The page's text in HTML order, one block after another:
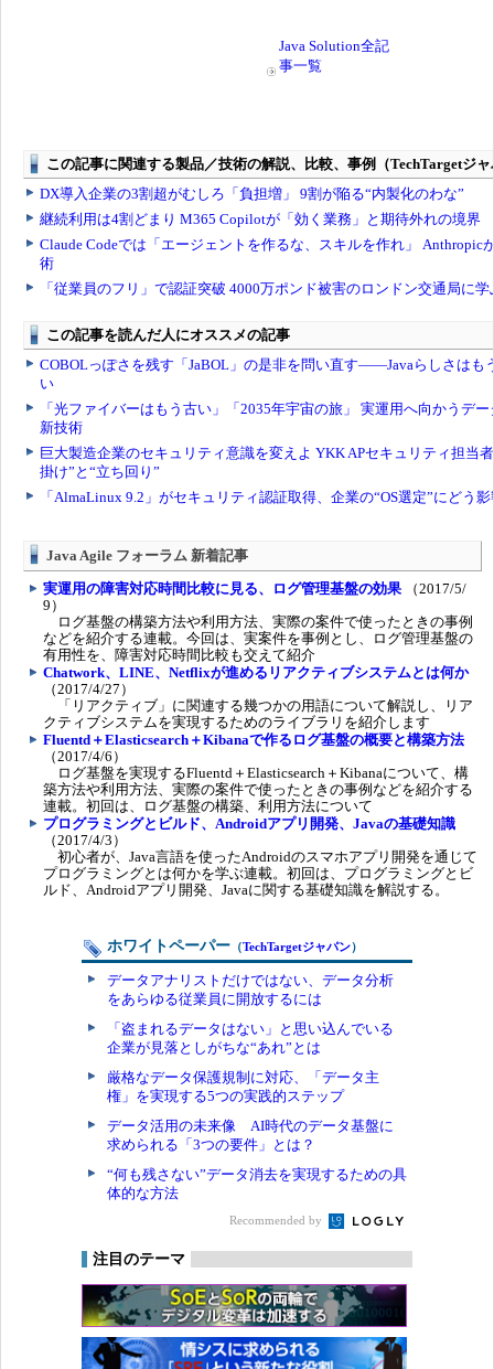
Java Solution全記
事一覧
Java Agile フォーラム 新着記事
実運用の障害対応時間比較に見る、ログ管理基盤の効果 （2017/5/
9）
ログ基盤の構築方法や利用方法、実際の案件で使ったときの事例
などを紹介する連載。今回は、実案件を事例とし、ログ管理基盤の
有用性を、障害対応時間比較も交えて紹介
Chatwork、LINE、Netflixが進めるリアクティブシステムとは何か
（2017/4/27）
「リアクティブ」に関連する幾つかの用語について解説し、リア
クティブシステムを実現するためのライブラリを紹介します
Fluentd＋Elasticsearch＋Kibanaで作るログ基盤の概要と構築方法
（2017/4/6）
ログ基盤を実現するFluentd＋Elasticsearch＋Kibanaについて、構
築方法や利用方法、実際の案件で使ったときの事例などを紹介する
連載。初回は、ログ基盤の構築、利用方法について
プログラミングとビルド、Androidアプリ開発、Javaの基礎知識
（2017/4/3）
初心者が、Java言語を使ったAndroidのスマホアプリ開発を通じて
プログラミングとは何かを学ぶ連載。初回は、プログラミングとビ
ルド、Androidアプリ開発、Javaに関する基礎知識を解説する。
ホワイトペーパー （TechTargetジャパン）
データアナリストだけではない、データ分析
をあらゆる従業員に開放するには
「盗まれるデータはない」と思い込んでいる
企業が見落としがちな“あれ”とは
厳格なデータ保護規制に対応、「データ主
権」を実現する5つの実践的ステップ
データ活用の未来像 AI時代のデータ基盤に
求められる「3つの要件」とは？
“何も残さない”データ消去を実現するための具
体的な方法
Recommended by
注目のテーマ